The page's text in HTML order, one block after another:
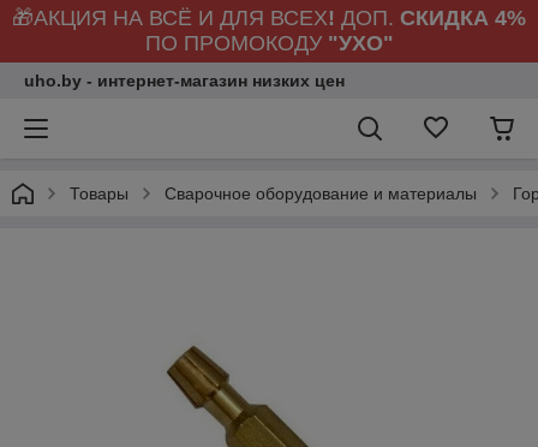
🎁АКЦИЯ НА ВСЁ И ДЛЯ ВСЕХ! ДОП. СКИДКА 4%
ПО ПРОМОКОДУ "УХО"
uho.by - интернет-магазин низких цен
Товары Сварочное оборудование и материалы